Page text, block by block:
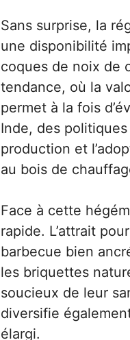
Sans surprise, la
une disponibilité
coques de noix de
tendance, où la
permet à la fois
Inde, des
production et
au bois de
Face à cette
rapide. L’attrait
barbecue bien
les briquettes
soucieux de leur
diversifie
élargi.